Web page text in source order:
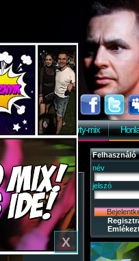
X
Vendégkönyv Party-mix
Felhasználó
név
jelszó